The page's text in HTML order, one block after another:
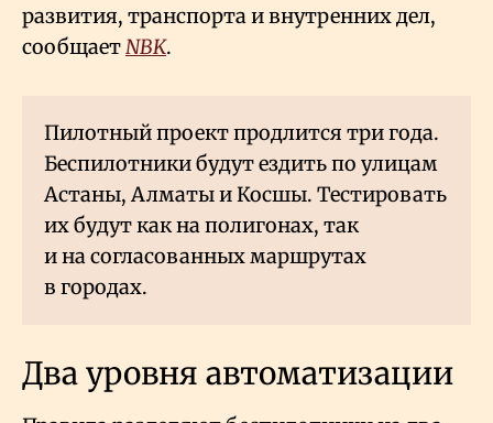
развития, транспорта и внутренних дел,
сообщаетNBK.
Пилотный проект продлится три года.
Беспилотники будут ездить по улицам
Астаны, Алматы и Косшы. Тестировать
их будут как на полигонах, так
и на согласованных маршрутах
в городах.
Два уровня автоматизации